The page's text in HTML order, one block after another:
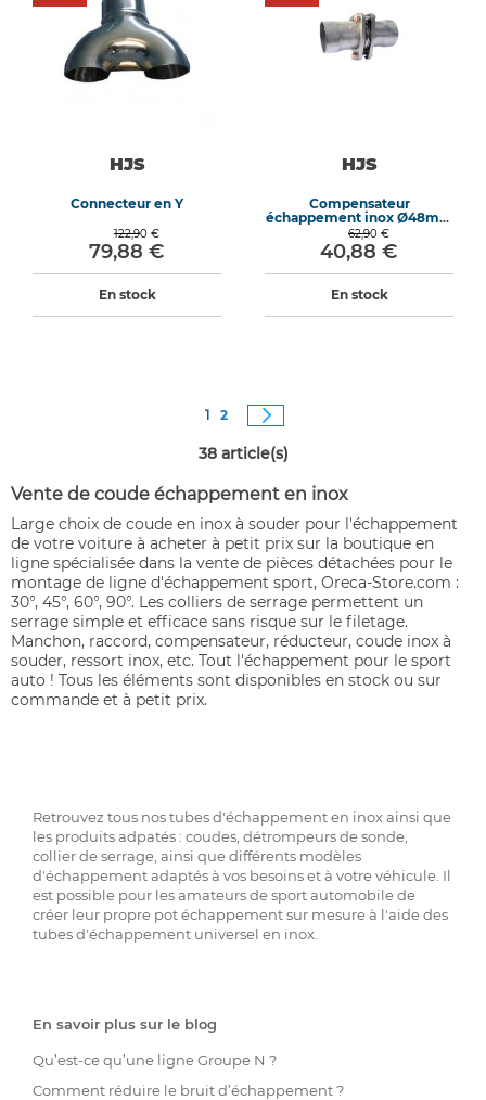
HJS
Connecteur en Y
122,90 €
79,88 €
En stock
HJS
Compensateur
échappement inox Ø48mm
longueur 155mm
62,90 €
40,88 €
En stock
Page
Vous êtes actuellement sur la page
1 Page
2
38article(s)
Vente de coude échappement en inox
Large choix de coude en inox à souder pour l'échappement
de votre voiture à acheter à petit prix sur la boutique en
ligne spécialisée dans la vente de pièces détachées pour le
montage de ligne d'échappement sport, Oreca-Store.com :
30°, 45°, 60°, 90°. Les colliers de serrage permettent un
serrage simple et efficace sans risque sur le filetage.
Manchon, raccord, compensateur, réducteur, coude inox à
souder, ressort inox, etc. Tout l'échappement pour le sport
auto ! Tous les éléments sont disponibles en stock ou sur
commande et à petit prix.
Retrouvez tous nos tubes d'échappement en inox ainsi que
les produits adpatés : coudes, détrompeurs de sonde,
collier de serrage, ainsi que différents modèles
d'échappement adaptés à vos besoins et à votre véhicule. Il
est possible pour les amateurs de sport automobile de
créer leur propre pot échappement sur mesure à l'aide des
tubes d'échappement universel en inox.
En savoir plus sur le blog
Qu’est-ce qu’une ligne Groupe N ?
Comment réduire le bruit d’échappement ?